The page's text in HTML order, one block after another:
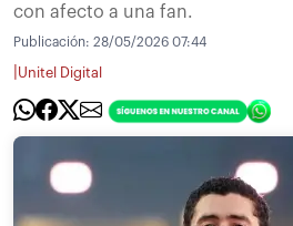
con afecto a una fan.
Publicación: 28/05/2026 07:44
Unitel Digital